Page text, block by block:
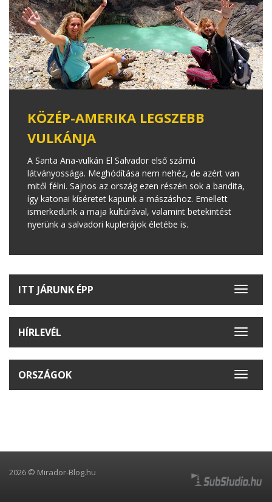
KÖZÉP-AMERIKA LEGSZEBB
VULKÁNJA
A Santa Ana-vulkán El Salvador első számú
látványossága. Meghódítása nem nehéz, de azért van
mitől félni. Sajnos az ország ezen részén sok a bandita,
így katonai kíséretet kapunk a mászáshoz. Emellett
ismerkedünk a maja kultúrával, valamint betekintést
nyerünk a salvadori kuplerájok életébe is.
Toggle
ITT JÁRUNK ÉPP
Toggle
HÍRLEVÉL
Toggle
ORSZÁGOK
2026 © Mirador-Blog.hu